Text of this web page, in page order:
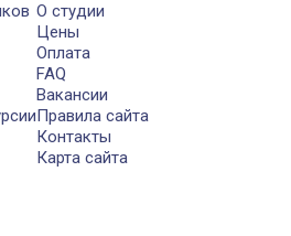
О студии
Цены
Оплата
FAQ
Вакансии
Правила сайта
Контакты
Карта сайта